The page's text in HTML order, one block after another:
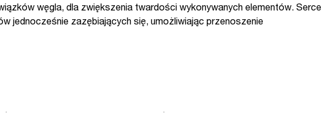
węgla, dla zwiększenia twardości wykonywanych elementów. Serce
jednocześnie zazębiających się, umożliwiając przenoszenie